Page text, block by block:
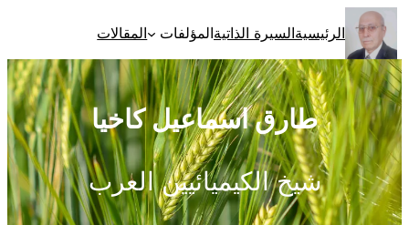
تخطى
إلى
المحتوى
الرئيسيةالسيرة الذاتيةالمؤلفات المقالات
طارق اسماعيل كاخيا
شيخ الكيميائيين العرب